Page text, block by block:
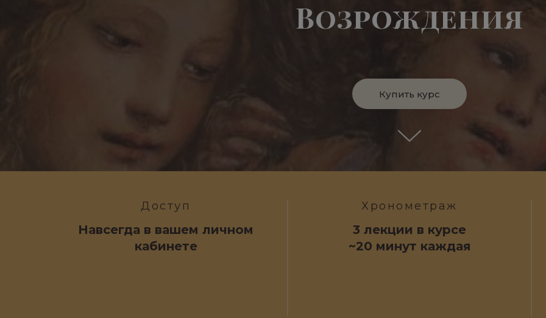
Возрождения
Купить курс
Доступ
Навсегда в вашем личном
кабинете
Хронометраж
3 лекции в курсе
~20 минут каждая